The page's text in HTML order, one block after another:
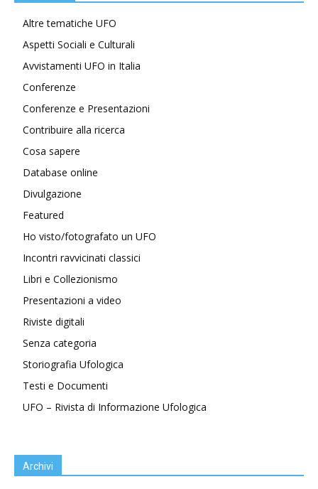
Altre tematiche UFO
Aspetti Sociali e Culturali
Avvistamenti UFO in Italia
Conferenze
Conferenze e Presentazioni
Contribuire alla ricerca
Cosa sapere
Database online
Divulgazione
Featured
Ho visto/fotografato un UFO
Incontri ravvicinati classici
Libri e Collezionismo
Presentazioni a video
Riviste digitali
Senza categoria
Storiografia Ufologica
Testi e Documenti
UFO – Rivista di Informazione Ufologica
Archivi